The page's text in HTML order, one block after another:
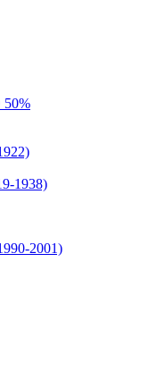
1938)
2001)